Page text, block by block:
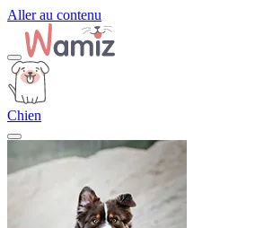
Aller au contenu
Chien